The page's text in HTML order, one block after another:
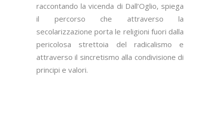
raccontando la vicenda di Dall’Oglio, spiega
il percorso che attraverso la
secolarizzazione porta le religioni fuori dalla
pericolosa strettoia del radicalismo e
attraverso il sincretismo alla condivisione di
principi e valori.